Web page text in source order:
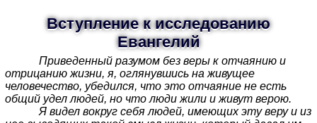
Вступление к исследованию
Евангелий
Приведенный разумом без веры к отчаянию и
отрицанию жизни, я, оглянувшись на живущее
человечество, убедился, что это отчаяние не есть
общий удел людей, но что люди жили и живут верою.
Я видел вокруг себя людей, имеющих эту веру и из